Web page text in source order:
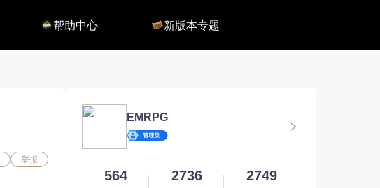
帮助中心
EM国服群
EM美服群
新版本专题
举报
EMRPG
564 2736 2749